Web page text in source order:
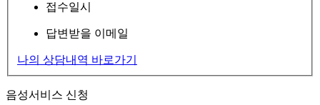
접수일시
답변받을 이메일
나의 상담내역 바로가기
음성서비스 신청